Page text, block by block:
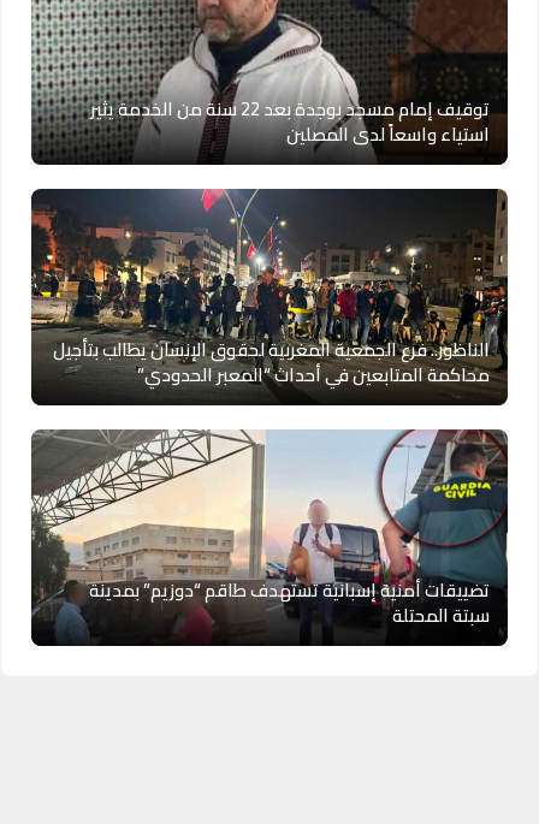
توقيف إمام مسجد بوجدة بعد 22 سنة من الخدمة يثير
استياء واسعاً لدى المصلين
الناظور.. فرع الجمعية المغربية لحقوق الإنسان يطالب بتأجيل
محاكمة المتابعين في أحداث “المعبر الحدودي”
تضييقات أمنية إسبانية تستهدف طاقم “دوزيم” بمدينة
سبتة المحتلة